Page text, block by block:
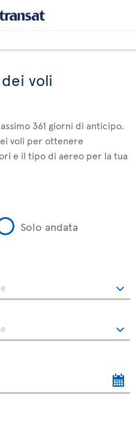
voli
361 giorni di anticipo.
voli per ottenere
e il tipo di aereo per la tua
Solo andata